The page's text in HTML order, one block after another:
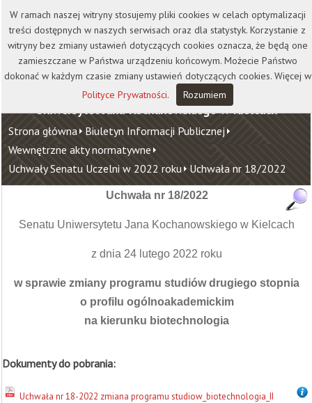
Kontakt Biblioteka
Wydawnictwo
Wirtualna Uczelnia
Uniwersytet Jana Kochanowskiego w Kielcach
Strona główna Biuletyn Informacji Publicznej
Wewnętrzne akty normatywne
Uchwały Senatu Uczelni w 2022 roku Uchwała nr 18/2022
Uchwała nr 18/2022
Senatu Uniwersytetu Jana Kochanowskiego w Kielcach
z dnia 24 lutego 2022 roku
w sprawie zmiany programu studiów drugiego stopnia
o profilu ogólnoakademickim
na kierunku biotechnologia
Dokumenty do pobrania:
Uchwała nr 18-2022 zmiana programu studiow_biotechnologia_II
W ramach naszej witryny stosujemy pliki cookies w celach optymalizacji
treści dostępnych w naszych serwisach oraz dla statystyk. Korzystanie z
witryny bez zmiany ustawień dotyczących cookies oznacza, że będą one
zamieszczane w Państwa urządzeniu końcowym. Możecie Państwo
dokonać w każdym czasie zmiany ustawień dotyczących cookies. Więcej w
Polityce Prywatności. Rozumiem